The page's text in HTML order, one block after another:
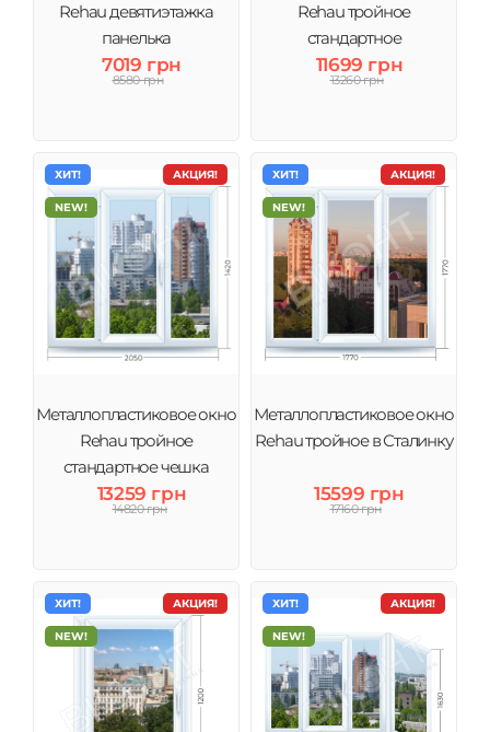
Rehau девятиэтажка
панелька
7019 грн
8580 грн
Rehau тройное
стандартное
11699 грн
13260 грн
АКЦИЯ!
ХИТ!
NEW!
Металлопластиковое окно
Rehau тройное
стандартное чешка
13259 грн
14820 грн
АКЦИЯ!
ХИТ!
NEW!
Металлопластиковое окно
Rehau тройное в Сталинку
15599 грн
17160 грн
АКЦИЯ!
ХИТ!
NEW!
АКЦИЯ!
ХИТ!
NEW!